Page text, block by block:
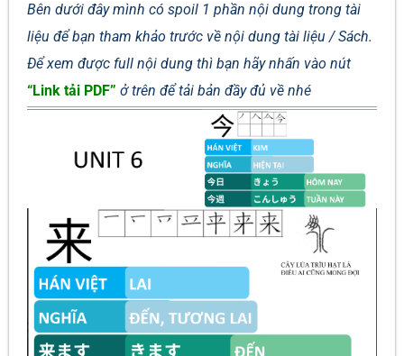
Bên dưới đây mình có spoil 1 phần nội dung trong tài
liệu để bạn tham khảo trước về nội dung tài liệu / Sách.
Để xem được full nội dung thì bạn hãy nhấn vào nút
“Link tải PDF” ở trên để tải bản đầy đủ về nhé